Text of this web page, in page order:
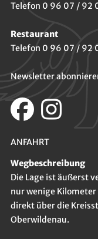
Telefon 0 96 07 / 92
Restaurant
Telefon 0 96 07 / 92
Newsletter
ANFAHRT
Wegbeschreibung
Die Lage ist äußerst
nur wenige
direkt über die
Oberwildenau.